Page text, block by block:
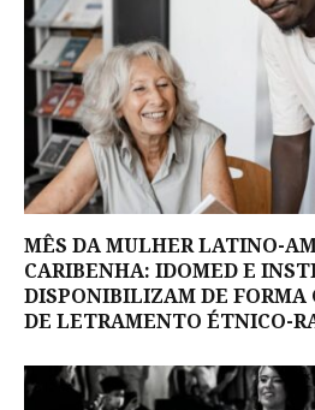
MÊS DA MULHER LATINO-
CARIBENHA: IDOMED E
DISPONIBILIZAM DE FORMA
DE LETRAMENTO ÉTNICO-